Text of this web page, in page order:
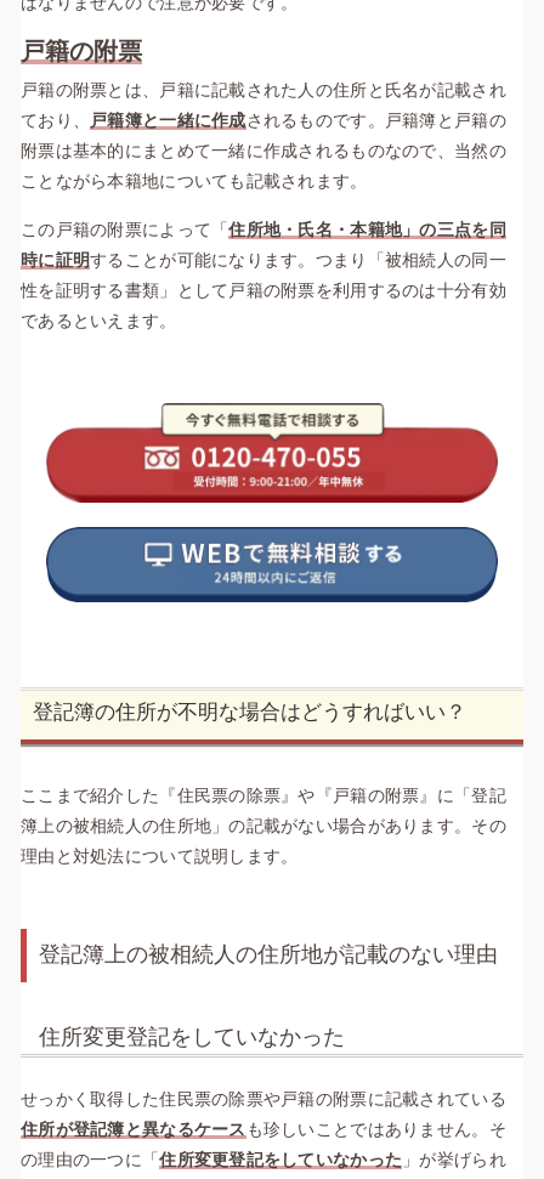
戸籍の附票
戸籍の附票とは、戸籍に記載された人の住所と氏名が記載され
ており、
戸籍簿と一緒に作成されるものです。戸籍簿と戸籍の
附票は基本的にまとめて一緒に作成されるものなので、当然の
ことながら本籍地についても記載されます。
この戸籍の附票によって「住所地・氏名・本籍地」の三点を同
時に証明することが可能になります。つまり「被相続人の同一
性を証明する書類」として戸籍の附票を利用するのは十分有効
であるといえます。
登記簿の住所が不明な場合はどうすればいい？
ここまで紹介した『住民票の除票』や『戸籍の附票』に「登記
簿上の被相続人の住所地」の記載がない場合があります。その
理由と対処法について説明します。
登記簿上の被相続人の住所地が記載のない理由
住所変更登記をしていなかった
せっかく取得した住民票の除票や戸籍の附票に記載されている
住所が登記簿と異なるケース も珍しいことではありません。そ
の理由の一つに「住所変更登記をしていなかった 」が挙げられ